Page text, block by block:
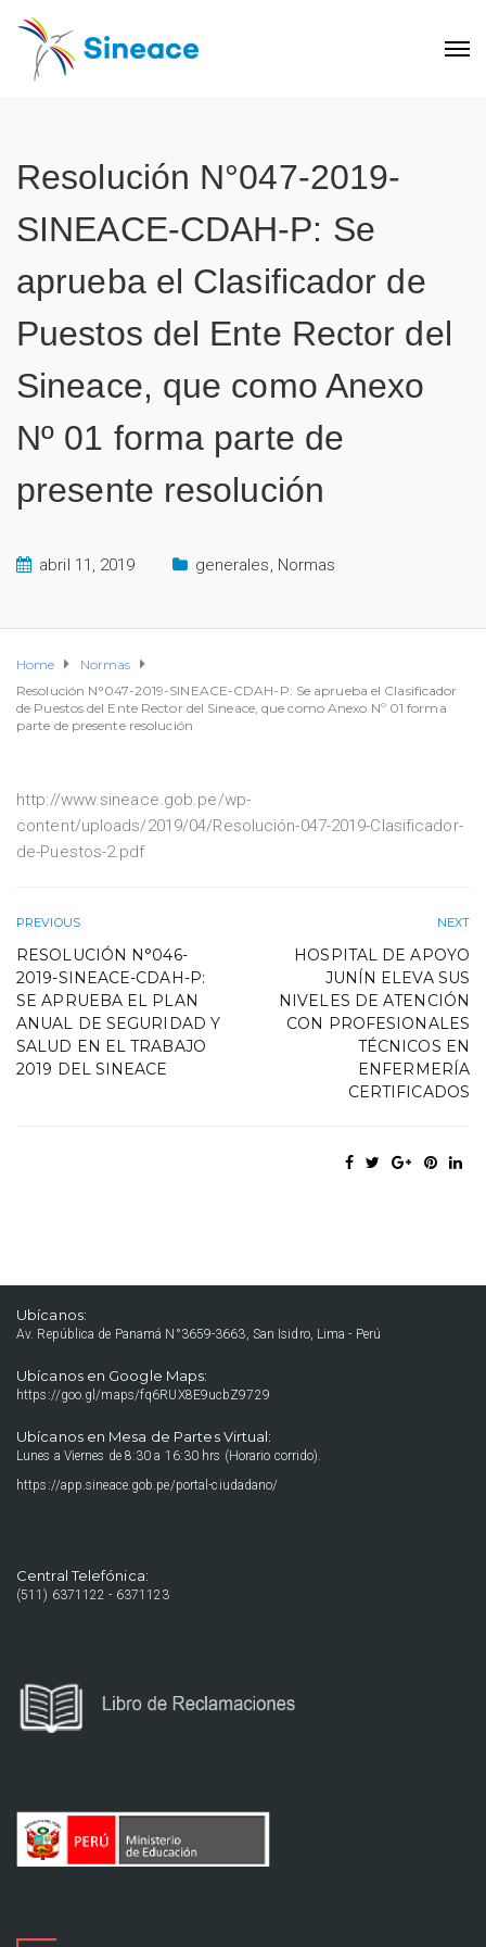
Resolución N°047-2019-
SINEACE-CDAH-P: Se
aprueba el Clasificador de
Puestos del Ente Rector del
Sineace, que como Anexo
Nº 01 forma parte de
presente resolución
abril 11, 2019 generales, Normas
Home
Normas
Resolución N°047-2019-SINEACE-CDAH-P: Se aprueba el Clasificador
de Puestos del Ente Rector del Sineace, que como Anexo Nº 01 forma
parte de presente resolución
http://www.sineace.gob.pe/wp-
content/uploads/2019/04/Resolución-047-2019-Clasificador-
de-Puestos-2.pdf
PREVIOUS
RESOLUCIÓN N°046-
2019-SINEACE-CDAH-P:
SE APRUEBA EL PLAN
ANUAL DE SEGURIDAD Y
SALUD EN EL TRABAJO
2019 DEL SINEACE
NEXT
HOSPITAL DE APOYO
JUNÍN ELEVA SUS
NIVELES DE ATENCIÓN
CON PROFESIONALES
TÉCNICOS EN
ENFERMERÍA
CERTIFICADOS
Ubícanos:
Av. República de Panamá N°3659-3663, San Isidro, Lima - Perú
Ubícanos en Google Maps:
https://goo.gl/maps/fq6RUX8E9ucbZ9729
Ubícanos en Mesa de Partes Virtual:
Lunes a Viernes de 8:30 a 16:30 hrs (Horario corrido).
https://app.sineace.gob.pe/portal-ciudadano/
Central Telefónica:
(511) 6371122 - 6371123